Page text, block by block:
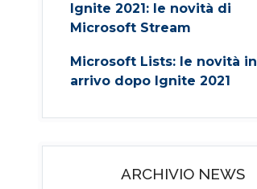
Ignite 2021: le novità di
Microsoft Stream
Microsoft Lists: le novità in
arrivo dopo Ignite 2021
ARCHIVIO NEWS